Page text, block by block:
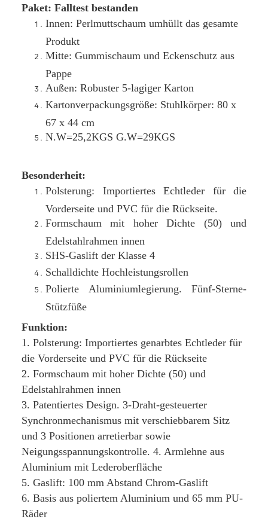
Paket: Falltest bestanden
Innen: Perlmuttschaum umhüllt das gesamte
Produkt
Mitte: Gummischaum und Eckenschutz aus
Pappe
Außen: Robuster 5-lagiger Karton
Kartonverpackungsgröße: Stuhlkörper: 80 x
67 x 44 cm
N.W=25,2KGS G.W=29KGS
Besonderheit:
Polsterung: Importiertes Echtleder für die
Vorderseite und PVC für die Rückseite.
Formschaum mit hoher Dichte (50) und
Edelstahlrahmen innen
SHS-Gaslift der Klasse 4
Schalldichte Hochleistungsrollen
Polierte Aluminiumlegierung. Fünf-Sterne-
Stützfüße
Funktion:
1. Polsterung: Importiertes genarbtes Echtleder für
die Vorderseite und PVC für die Rückseite
2. Formschaum mit hoher Dichte (50) und
Edelstahlrahmen innen
3. Patentiertes Design. 3-Draht-gesteuerter
Synchronmechanismus mit verschiebbarem Sitz
und 3 Positionen arretierbar sowie
Neigungsspannungskontrolle. 4. Armlehne aus
Aluminium mit Lederoberfläche
5. Gaslift: 100 mm Abstand Chrom-Gaslift
6. Basis aus poliertem Aluminium und 65 mm PU-
Räder